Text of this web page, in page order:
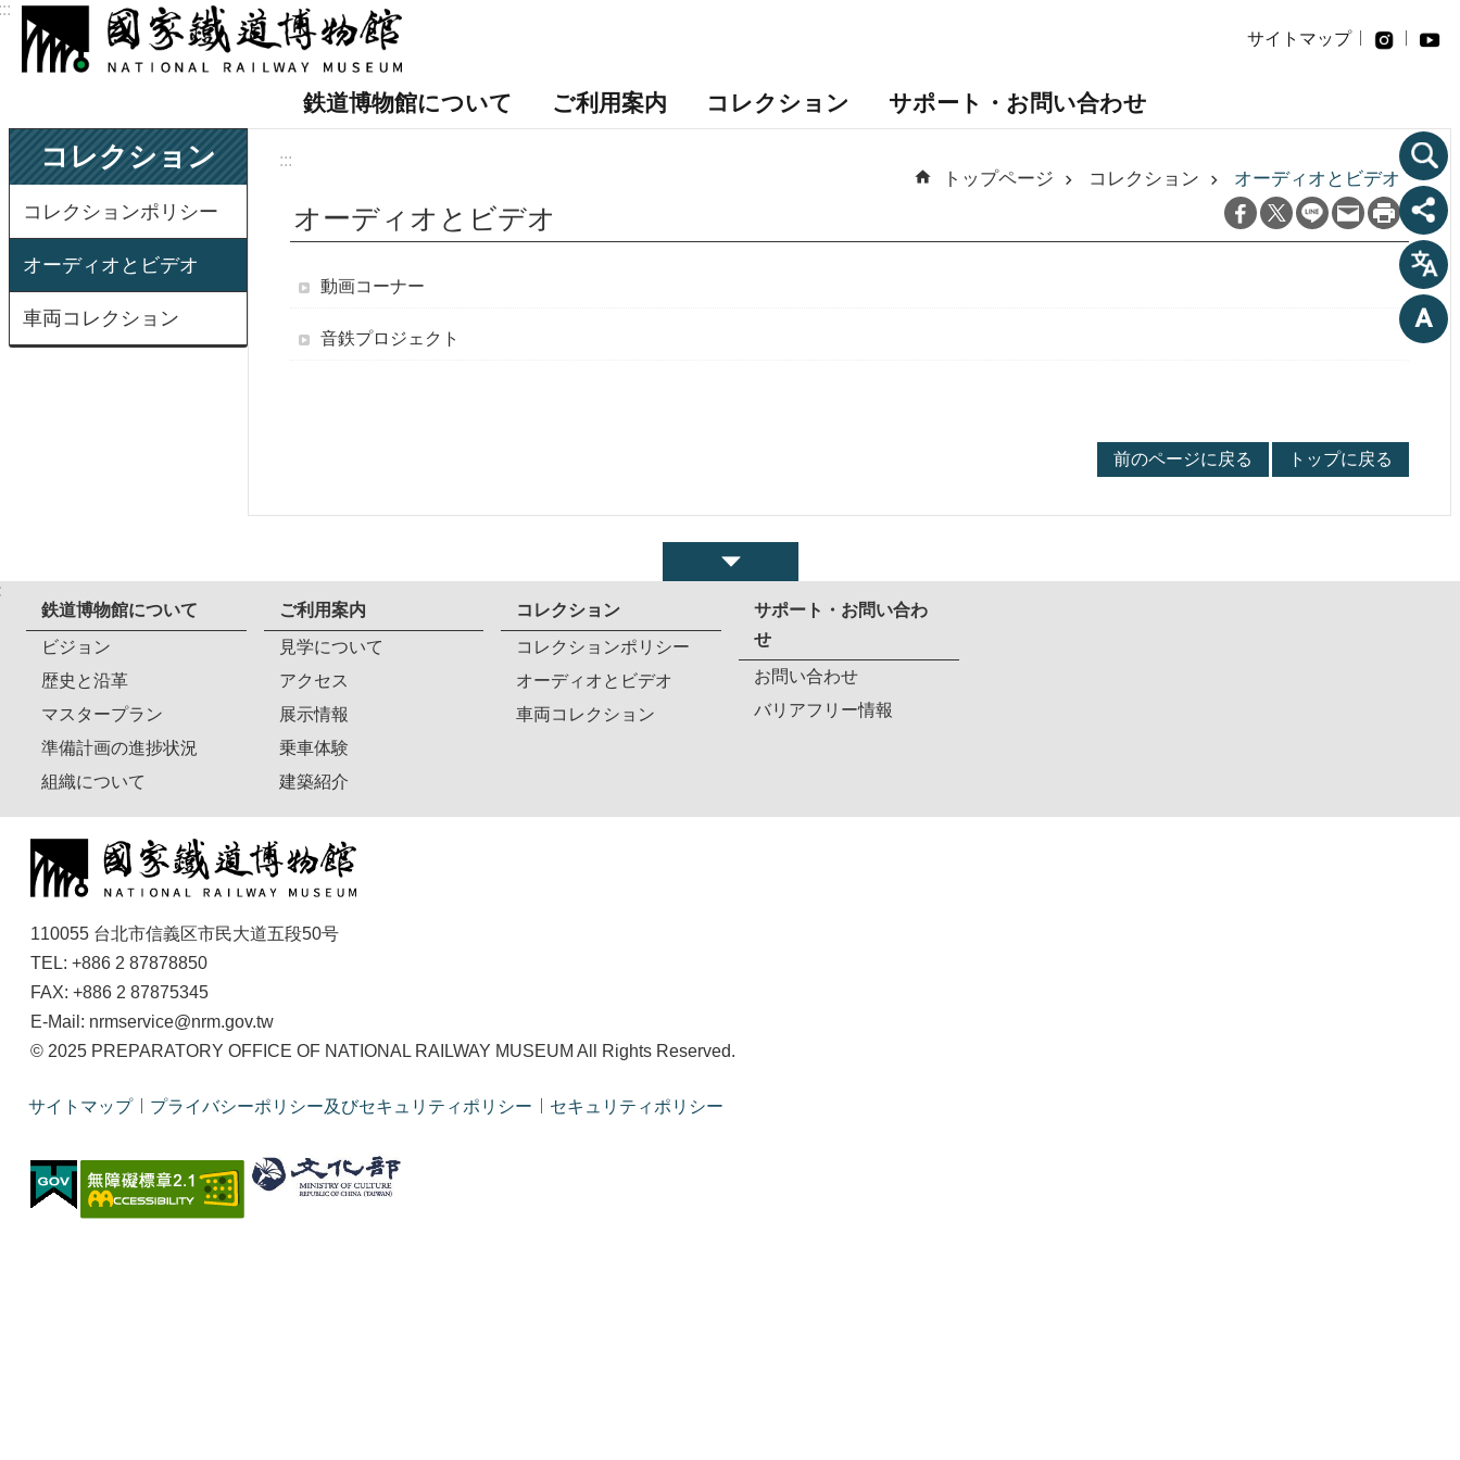
メインのコンテンツブロックにジャンプします
サイトマップ
鉄道博物館について ご利用案内 コレクション サポート・お問い合わせ
コレクション
コレクションポリシー
オーディオとビデオ
車両コレクション
:::
トップページ コレクション オーディオとビデオ
オーディオとビデオ
動画コーナー
音鉄プロジェクト
前のページに戻る トップに戻る
鉄道博物館について
ビジョン
歴史と沿革
マスタープラン
準備計画の進捗状況
組織について
ご利用案内
見学について
アクセス
展示情報
乗車体験
建築紹介
コレクション
コレクションポリシー
オーディオとビデオ
車両コレクション
サポート・お問い合わ
せ
お問い合わせ
バリアフリー情報
110055 台北市信義区市民大道五段50号
TEL: +886 2 87878850
FAX: +886 2 87875345
E-Mail: nrmservice@nrm.gov.tw
© 2025 PREPARATORY OFFICE OF NATIONAL RAILWAY MUSEUM All Rights Reserved.
サイトマップ プライバシーポリシー及びセキュリティポリシー セキュリティポリシー